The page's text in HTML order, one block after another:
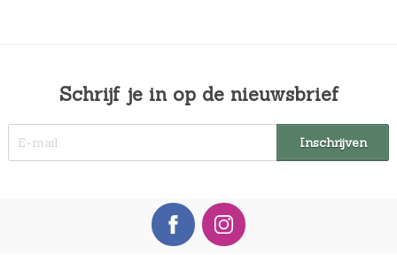
Schrijf je in op de nieuwsbrief